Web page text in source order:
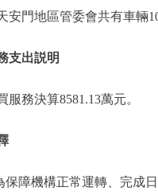
安門地區管委會共有車輛
支出説明
服務決算8581.13萬元。
保障機構正常運轉、完成